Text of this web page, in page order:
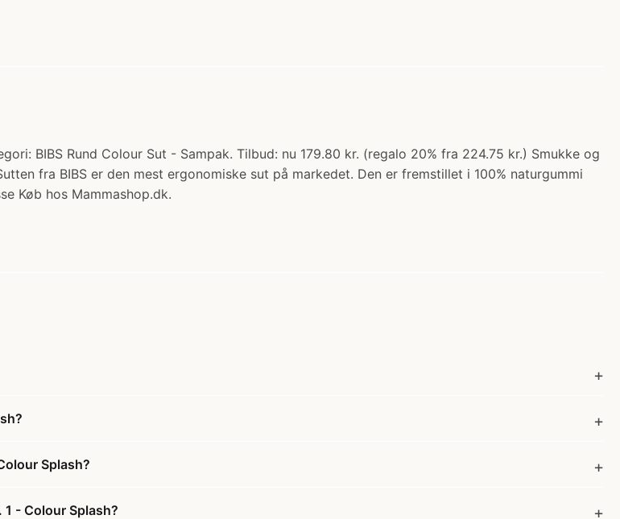
BIBS Rund Colour Sut - Sampak. Tilbud: nu 179.80 kr. (regalo 20% fra 224.75 kr.) Smukke og
fra BIBS er den mest ergonomiske sut på markedet. Den er fremstillet i 100% naturgummi
Køb hos Mammashop.dk.
Splash?
- Colour Splash?